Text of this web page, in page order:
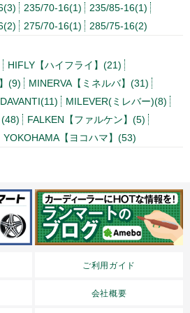
235/70-16(1)
235/85-16(1)
275/70-16(1) 285/75-16(2)
HIFLY【ハイフライ】(21)
(9)
MINERVA【ミネルバ】(31)
DAVANTI(11)
MILEVER(ミレバー)(8)
FALKEN【ファルケン】(5)
YOKOHAMA【ヨコハマ】(53)
ご利用ガイド
会社概要